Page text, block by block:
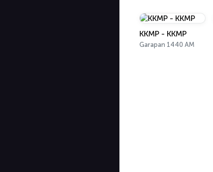
KKMP - KKMP
Garapan 1440 AM